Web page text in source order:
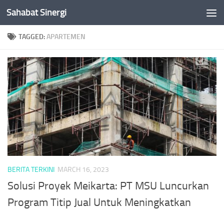
Skip to content
Sahabat Sinergi
TAGGED:APARTEMEN
BERITA TERKINI MARCH 16, 2023
Solusi Proyek Meikarta: PT MSU Luncurkan
Program Titip Jual Untuk Meningkatkan